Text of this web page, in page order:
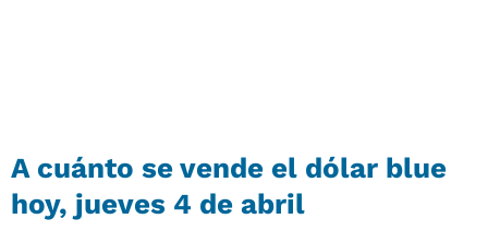
A cuánto se vende el dólar blue
hoy, jueves 4 de abril